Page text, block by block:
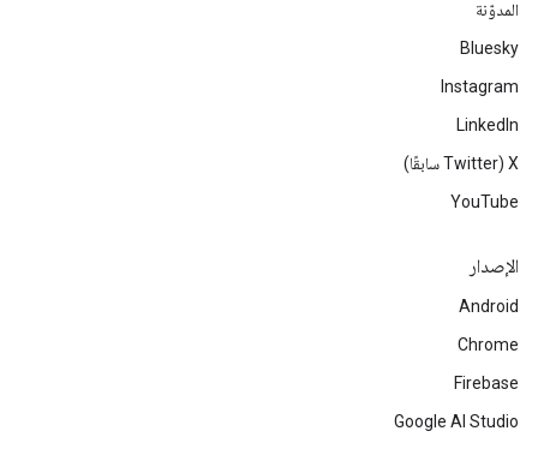
المدوّنة
Bluesky
Instagram
LinkedIn
‫X ‏(Twitter سابقًا)
YouTube
الإصدار
Android
Chrome
Firebase
Google AI Studio